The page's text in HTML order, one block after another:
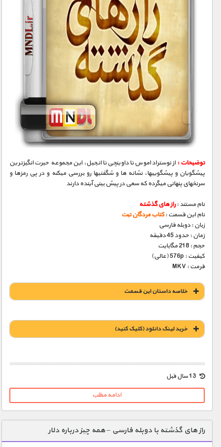
توضیحات :از نوستراداموس تا داوینچی تا انجیل، این مجموعه حیرت انگیزترین
پیشگویان و پیشگوییها، نشانه­ ها و شگفتیها رو بررسی میکنه و در پی رمزها و
سرنخهای پنهانی میگرده که سعی در پیش بینی آینده دارند
نام مستند :راز های گذشته
نام این قسمت :کتاب مردگان تبت
زبان : دوبله فارسی
زمان : حدود 45 دقیقه
حجم : 218 مگابایت
کیفیت : 576p (عالی)
فرمت : MKV
خلاصه داستان این قسمت
خريد لينک دانلود (کليک کنيد)
1900 تومان – خريد لينک دانلود (افزودن به سبد خريد)
ادامه مطلب
راز های گذشته با دوبله فارسی – همه چیز درباره دلار